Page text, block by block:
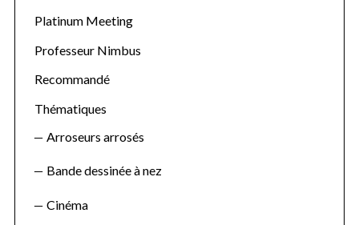
Platinum Meeting
Professeur Nimbus
Recommandé
Thématiques
Arroseurs arrosés
Bande dessinée à nez
Cinéma